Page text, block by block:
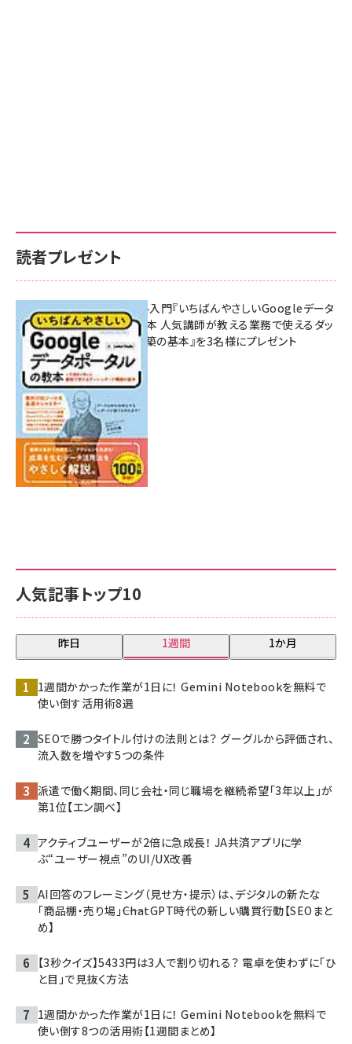
人気記事トップ10
昨日 1週間 1か月
1週間かかった作業が1日に！ Gemini Notebookを無料で
使い倒す活用術8選
SEOで勝つタイトル付けの法則とは？ グーグルから評価され、
流入数を増やす5つの条件
派遣で働く期間、同じ会社・同じ職場を継続希望「3年以上」が
第1位【エン調べ】
アクティブユーザーが2倍に急成長！ JA共済アプリに学
ぶ“ユーザー視点”のUI/UX改善
AI回答のフレーミング（見せ方・提示）は、デジタルの新たな
「商品棚・売り場」――ChatGPT時代の新しい購買行動【SEOまと
め】
【3秒クイズ】5433円は3人で割り切れる？ 電卓を使わずに「ひ
と目」で見抜く方法
1週間かかった作業が1日に！ Gemini Notebookを無料で
使い倒す8つの活用術【1週間まとめ】
読者プレゼント
無料BIツール入門『いちばんやさしいGoogleデータ
ポータルの教本 人気講師が教える業務で使えるダッ
シュボード構築の基本』を3名様にプレゼント
7月31日 10:00